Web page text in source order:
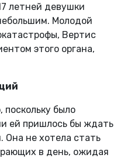
летней девушки
Молодой
Вертис
этого органа,
поскольку было
ей пришлось бы ждать
Она не хотела стать
в день, ожидая